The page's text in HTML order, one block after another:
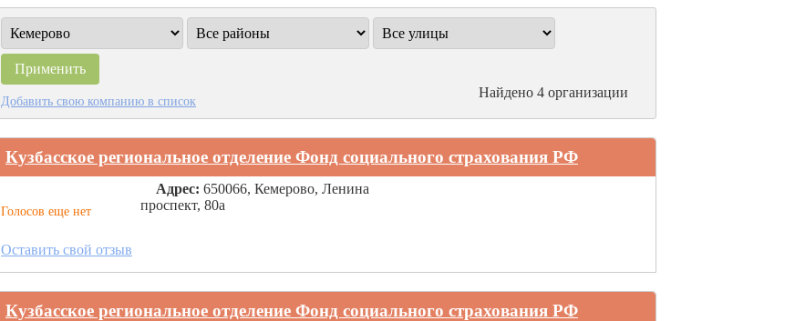
Добавить свою компанию в список
Найдено 4 организации
Кузбасское региональное отделение Фонд социального страхования РФ
Голосов еще нет
Адрес: 650066, Кемерово, Ленина
проспект, 80а
Оставить свой отзыв
Кузбасское региональное отделение Фонд социального страхования РФ